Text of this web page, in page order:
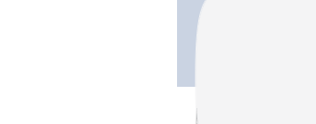
Nico Raasch